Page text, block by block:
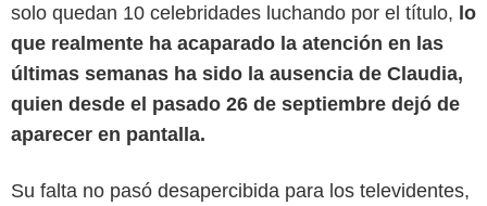
solo quedan 10 celebridades luchando por el título, lo
que realmente ha acaparado la atención en las
últimas semanas ha sido la ausencia de Claudia,
quien desde el pasado 26 de septiembre dejó de
aparecer en pantalla.
Su falta no pasó desapercibida para los televidentes,